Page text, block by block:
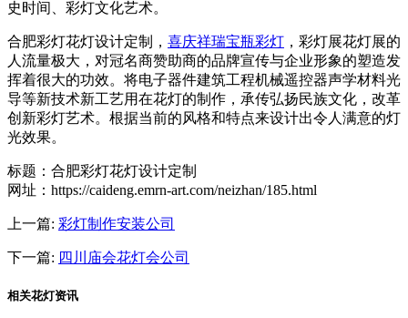
史时间、彩灯文化艺术。
合肥彩灯花灯设计定制， 喜庆祥瑞宝瓶彩灯 ，彩灯展花灯展的
人流量极大，对冠名商赞助商的品牌宣传与企业形象的塑造发
挥着很大的功效。将电子器件建筑工程机械遥控器声学材料光
导等新技术新工艺用在花灯的制作，承传弘扬民族文化，改革
创新彩灯艺术。根据当前的风格和特点来设计出令人满意的灯
光效果。
标题：合肥彩灯花灯设计定制
网址：https://caideng.emrn-art.com/neizhan/185.html
上一篇: 彩灯制作安装公司
下一篇: 四川庙会花灯会公司
相关花灯资讯